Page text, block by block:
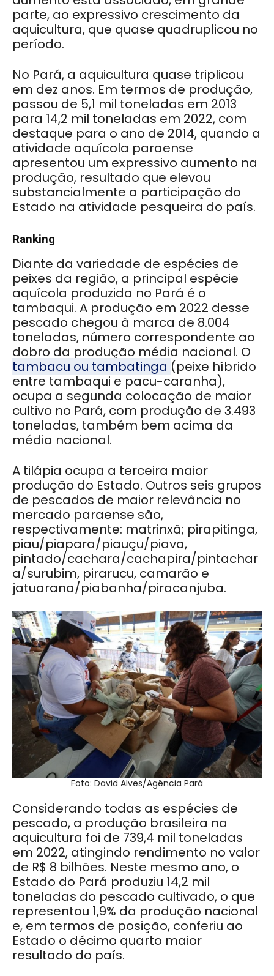
parte, ao expressivo crescimento da
aquicultura, que quase quadruplicou no
período.
No Pará, a aquicultura quase triplicou
em dez anos. Em termos de produção,
passou de 5,1 mil toneladas em 2013
para 14,2 mil toneladas em 2022, com
destaque para o ano de 2014, quando a
atividade aquícola paraense
apresentou um expressivo aumento na
produção, resultado que elevou
substancialmente a participação do
Estado na atividade pesqueira do país.
Ranking
Diante da variedade de espécies de
peixes da região, a principal espécie
aquícola produzida no Pará é o
tambaqui. A produção em 2022 desse
pescado chegou à marca de 8.004
toneladas, número correspondente ao
dobro da produção média nacional. O
tambacu ou tambatinga (peixe híbrido
entre tambaqui e pacu-caranha),
ocupa a segunda colocação de maior
cultivo no Pará, com produção de 3.493
toneladas, também bem acima da
média nacional.
A tilápia ocupa a terceira maior
produção do Estado. Outros seis grupos
de pescados de maior relevância no
mercado paraense são,
respectivamente: matrinxã; pirapitinga,
piau/piapara/piauçu/piava,
pintado/cachara/cachapira/pintachar
a/surubim, pirarucu, camarão e
jatuarana/piabanha/piracanjuba.
Foto: David Alves/Agência Pará
Considerando todas as espécies de
pescado, a produção brasileira na
aquicultura foi de 739,4 mil toneladas
em 2022, atingindo rendimento no valor
de R$ 8 bilhões. Neste mesmo ano, o
Estado do Pará produziu 14,2 mil
toneladas do pescado cultivado, o que
representou 1,9% da produção nacional
e, em termos de posição, conferiu ao
Estado o décimo quarto maior
resultado do país.